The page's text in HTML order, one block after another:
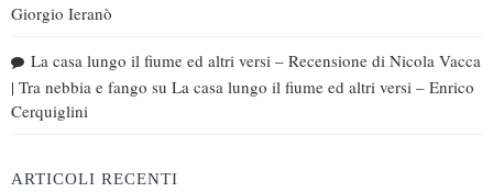
Giorgio Ieranò
La casa lungo il fiume ed altri versi – Recensione di Nicola Vacca
| Tra nebbia e fango su La casa lungo il fiume ed altri versi – Enrico
Cerquiglini
ARTICOLI RECENTI